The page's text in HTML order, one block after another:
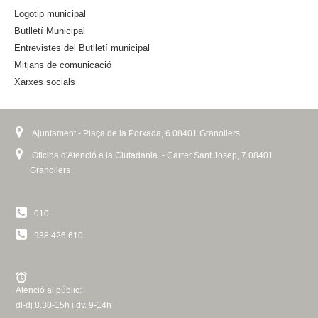
e
r
n
a
Logotip municipal
Butlletí Municipal
Entrevistes del Butlletí municipal
Mitjans de comunicació
Xarxes socials
Ajuntament - Plaça de la Porxada, 6 08401 Granollers
Oficina d'Atenció a la Ciutadania - Carrer Sant Josep, 7 08401
Granollers
010
938 426 610
Atenció al públic:
dl-dj 8.30-15h i dv. 9-14h